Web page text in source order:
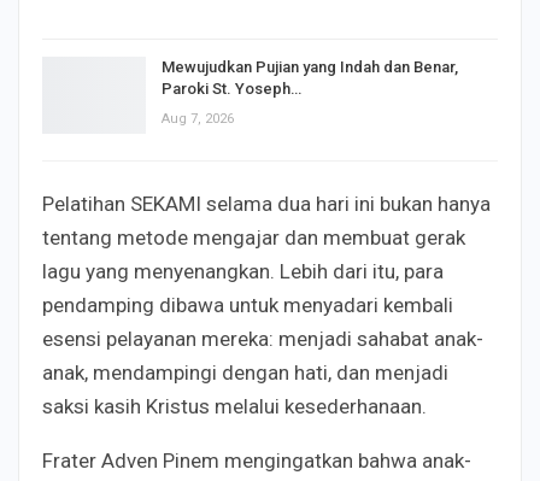
Mewujudkan Pujian yang Indah dan Benar,
Paroki St. Yoseph…
Aug 7, 2026
Pelatihan SEKAMI selama dua hari ini bukan hanya
tentang metode mengajar dan membuat gerak
lagu yang menyenangkan. Lebih dari itu, para
pendamping dibawa untuk menyadari kembali
esensi pelayanan mereka: menjadi sahabat anak-
anak, mendampingi dengan hati, dan menjadi
saksi kasih Kristus melalui kesederhanaan.
Frater Adven Pinem mengingatkan bahwa anak-